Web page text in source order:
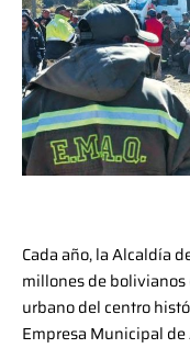
Cada año, la Alcaldía
millones de bolivianos
urbano del centro
Empresa Municipal de